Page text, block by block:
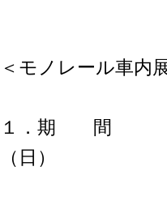
＜モノレール車内
１．期 間 令和
（日）